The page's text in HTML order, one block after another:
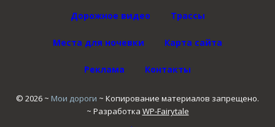
Дорожное видео Трассы
Места для ночевки Карта сайта
Реклама Контакты
© 2026 ~ Мои дороги ~ Копирование материалов запрещено.
~ Разработка WP-Fairytale